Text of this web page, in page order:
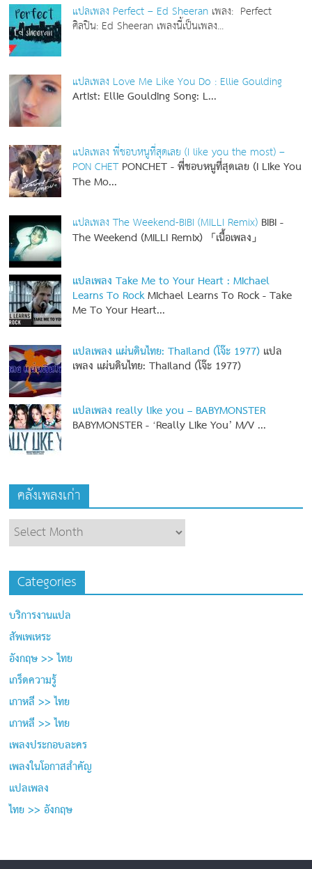
แปลเพลง Perfect – Ed Sheeran เพลง: Perfect
ศิลปิน: Ed Sheeran เพลงนี้เป็นเพลง...
แปลเพลง Love Me Like You Do : Ellie Goulding
Artist: Ellie GouldingSong: L...
แปลเพลง พี่ชอบหนูที่สุดเลย (I like you the most) –
PON CHET PONCHET - พี่ชอบหนูที่สุดเลย (I Like You
The Mo...
แปลเพลง The Weekend-BIBI (MILLI Remix) BIBI -
The Weekend (MILLI Remix) 「เนื้อเพลง」
แปลเพลง Take Me to Your Heart : Michael
Learns To RockMichael Learns To Rock - Take
Me To Your Heart...
แปลเพลง แผ่นดินไทย: Thailand (โจ๊ะ 1977) แปล
เพลง แผ่นดินไทย: Thailand (โจ๊ะ 1977)
แปลเพลง really like you – BABYMONSTER
BABYMONSTER - ‘Really Like You’ M/V ...
คลังเพลงเก่า
Categories
บริการงานแปล
สัพเพเหระ
อังกฤษ >> ไทย
เกร็ดความรู้
เกาหลี >> ไทย
เกาหลี >> ไทย
เพลงประกอบละคร
เพลงในโอกาสสำคัญ
แปลเพลง
ไทย >> อังกฤษ